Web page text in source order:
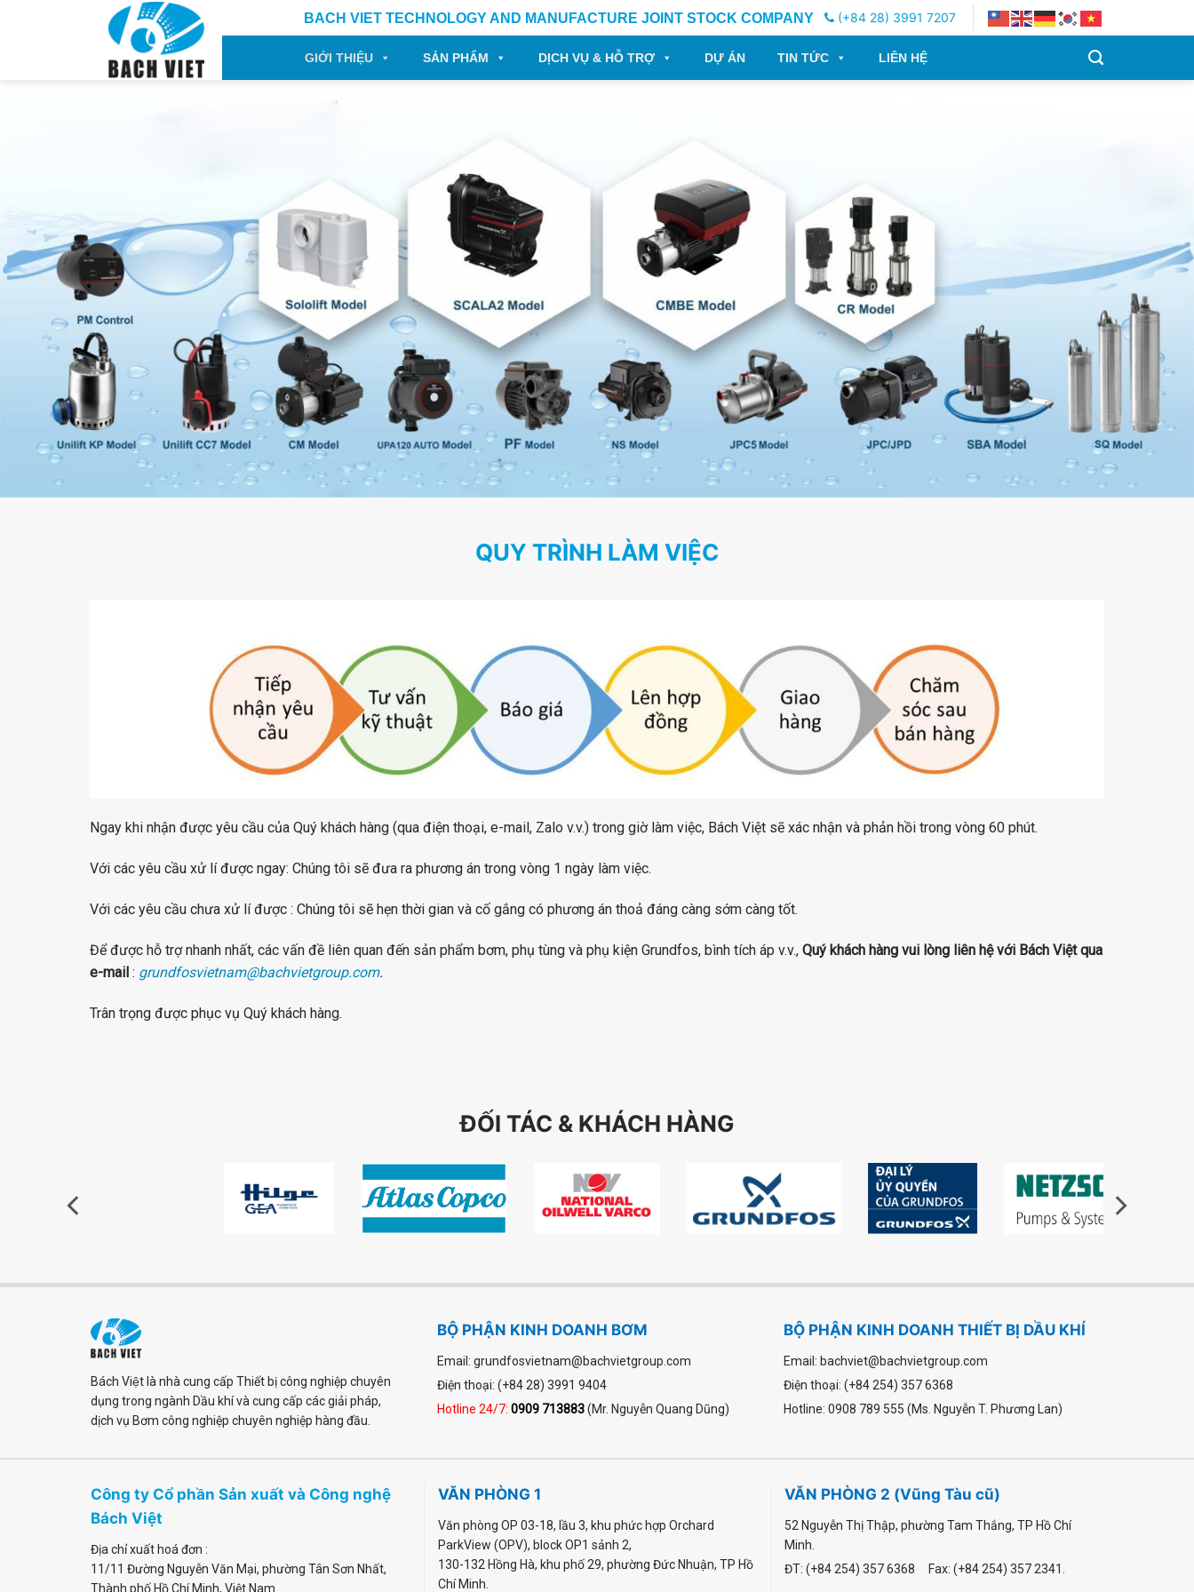
BACH VIET TECHNOLOGY AND MANUFACTURE JOINT STOCK COMPANY (+84 28) 3991 7207
GIỚI THIỆU SẢN PHẨM DỊCH VỤ & HỖ TRỢ DỰ ÁN TIN TỨC LIÊN HỆ
QUY TRÌNH LÀM VIỆC
Ngay khi nhận được yêu cầu của Quý khách hàng (qua điện thoại, e-mail, Zalo v.v.) trong giờ làm việc, Bách Việt sẽ xác nhận và phản hồi trong vòng 60 phút.
Với các yêu cầu xử lí được ngay: Chúng tôi sẽ đưa ra phương án trong vòng 1 ngày làm việc.
Với các yêu cầu chưa xử lí được : Chúng tôi sẽ hẹn thời gian và cố gắng có phương án thoả đáng càng sớm càng tốt.
Để được hỗ trợ nhanh nhất, các vấn đề liên quan đến sản phẩm bơm, phụ tùng và phụ kiện Grundfos, bình tích áp v.v., Quý khách hàng vui lòng liên hệ với Bách Việt qua
e-mail: grundfosvietnam@bachvietgroup.com.
Trân trọng được phục vụ Quý khách hàng.
ĐỐI TÁC & KHÁCH HÀNG
Bách Việt là nhà cung cấp Thiết bị công nghiệp chuyên
dụng trong ngành Dầu khí và cung cấp các giải pháp,
dịch vụ Bơm công nghiệp chuyên nghiệp hàng đầu.
BỘ PHẬN KINH DOANH BƠM
Email: grundfosvietnam@bachvietgroup.com
Điện thoại: (+84 28) 3991 9404
Hotline 24/7: 0909 713883(Mr. Nguyễn Quang Dũng)
BỘ PHẬN KINH DOANH THIẾT BỊ DẦU KHÍ
Email: bachviet@bachvietgroup.com
Điện thoại: (+84 254) 357 6368
Hotline: 0908 789 555 (Ms. Nguyễn T. Phương Lan)
Công ty Cổ phần Sản xuất và Công nghệ
Bách Việt
Địa chỉ xuất hoá đơn :
11/11 Đường Nguyễn Văn Mại, phường Tân Sơn Nhất,
Thành phố Hồ Chí Minh, Việt Nam.
VĂN PHÒNG 1
Văn phòng OP 03-18, lầu 3, khu phức hợp Orchard
ParkView (OPV), block OP1 sảnh 2,
130-132 Hồng Hà, khu phố 29, phường Đức Nhuận, TP Hồ
Chí Minh.
VĂN PHÒNG 2 (Vũng Tàu cũ)
52 Nguyễn Thị Thập, phường Tam Thắng, TP Hồ Chí
Minh.
ĐT: (+84 254) 357 6368 Fax: (+84 254) 357 2341.